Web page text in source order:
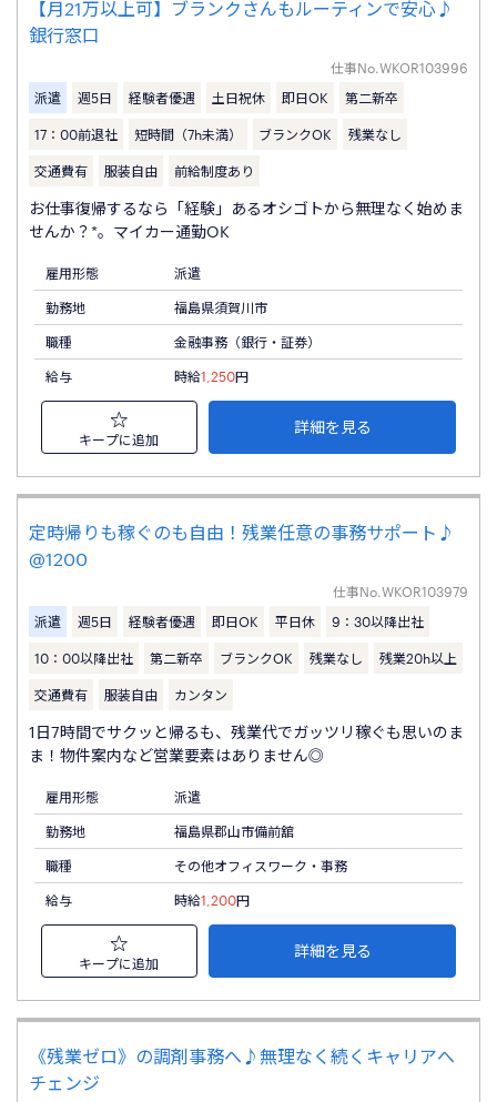
【月21万以上可】ブランクさんもルーティンで安心♪
銀行窓口
仕事No.WKOR103996
派遣
週5日 経験者優遇 土日祝休 即日OK 第二新卒
17：00前退社 短時間（7h未満） ブランクOK 残業なし
交通費有 服装自由 前給制度あり
お仕事復帰するなら「経験」あるオシゴトから無理なく始めま
せんか？*。マイカー通勤OK
雇用形態 派遣
勤務地 福島県須賀川市
職種 金融事務（銀行・証券）
給与 時給1,250円
キープに追加
詳細を見る
定時帰りも稼ぐのも自由！残業任意の事務サポート♪
@1200
仕事No.WKOR103979
派遣
週5日 経験者優遇 即日OK 平日休 9：30以降出社
10：00以降出社 第二新卒 ブランクOK 残業なし 残業20h以上
交通費有 服装自由 カンタン
1日7時間でサクッと帰るも、残業代でガッツリ稼ぐも思いのま
ま！物件案内など営業要素はありません◎
雇用形態 派遣
勤務地 福島県郡山市備前舘
職種 その他オフィスワーク・事務
給与 時給1,200円
キープに追加
詳細を見る
《残業ゼロ》の調剤事務へ♪無理なく続くキャリアへ
チェンジ